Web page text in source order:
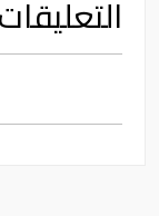
التعليقات